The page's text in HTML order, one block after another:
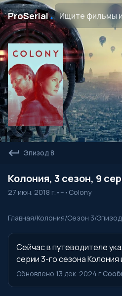
ProSerial․
Эпизод 8
Колония, 3 сезон, 9
27 июн. 2018 г. • -- • Colony
Главная/Колония/Сезон 3/
Сейчас в путеводителе
серии 3-го сезона
Обновлено 13 дек. 2024 г.